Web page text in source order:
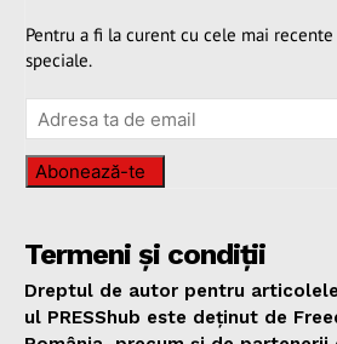
Pentru a fi la curent cu cele mai
speciale.
Abonează-te
Termeni și condiții
Dreptul de autor pentru
ul PRESShub este deținut de